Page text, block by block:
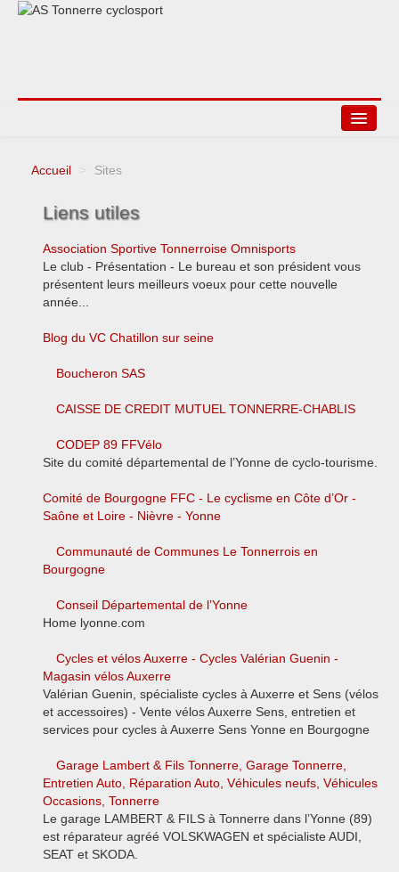
Liens
Accueil > Sites
Liens utiles
Association Sportive Tonnerroise Omnisports
Le club - Présentation - Le bureau et son président vous
présentent leurs meilleurs voeux pour cette nouvelle
année...
Blog du VC Chatillon sur seine
Boucheron SAS
CAISSE DE CREDIT MUTUEL TONNERRE-CHABLIS
CODEP 89 FFVélo
Site du comité départemental de l’Yonne de cyclo-tourisme.
Comité de Bourgogne FFC - Le cyclisme en Côte d’Or -
Saône et Loire - Nièvre - Yonne
Communauté de Communes Le Tonnerrois en
Bourgogne
Conseil Départemental de l’Yonne
Home lyonne.com
Cycles et vélos Auxerre - Cycles Valérian Guenin -
Magasin vélos Auxerre
Valérian Guenin, spécialiste cycles à Auxerre et Sens (vélos
et accessoires) - Vente vélos Auxerre Sens, entretien et
services pour cycles à Auxerre Sens Yonne en Bourgogne
Garage Lambert & Fils Tonnerre, Garage Tonnerre,
Entretien Auto, Réparation Auto, Véhicules neufs, Véhicules
Occasions, Tonnerre
Le garage LAMBERT & FILS à Tonnerre dans l’Yonne (89)
est réparateur agréé VOLSKWAGEN et spécialiste AUDI,
SEAT et SKODA.